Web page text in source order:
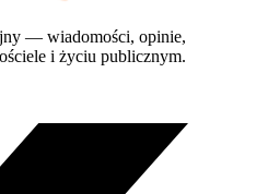
— wiadomości, opinie,
i życiu publicznym.